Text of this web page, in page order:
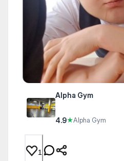
Alpha Gym
4.9★Alpha Gym
1